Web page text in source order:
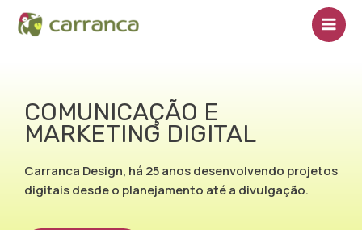
para
Main
COMUNICAÇÃO E
MARKETING DIGITAL
Carranca Design, há 25 anos desenvolvendo projetos
digitais desde o planejamento até a divulgação.